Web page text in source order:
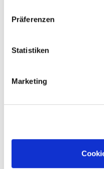
Präferenzen
Statistiken
Marketing